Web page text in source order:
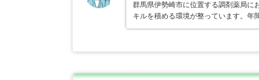
群馬県伊勢崎市に位置する調剤薬局に
キルを積める環境が整っています。